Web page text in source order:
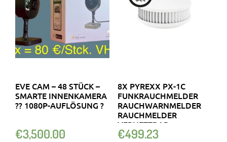
EVE CAM – 48 STÜCK –
SMARTE INNENKAMERA
?? 1080P-AUFLÖSUNG ?
€3,500.00
8X PYREXX PX-1C
FUNKRAUCHMELDER
RAUCHWARNMELDER
RAUCHMELDER
VERNETZBAR
€499.23